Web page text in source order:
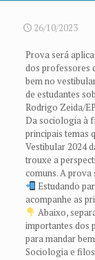
26/10/2023
Prova será
dos professores
bem no
de estudantes
Rodrigo Zeida/
Da sociologia à
principais temas
Vestibular 2024
trouxe a
comuns. A
Estudando
acompanhe as
Abaixo,
importantes dos
para mandar
Sociologia e